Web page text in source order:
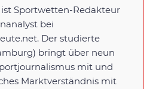
Sportwetten-Redakteur
bei
Der studierte
bringt über neun
mit und
Marktverständnis mit